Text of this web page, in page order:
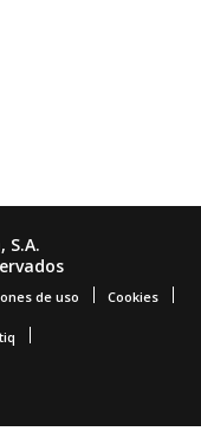
de uso Cookies